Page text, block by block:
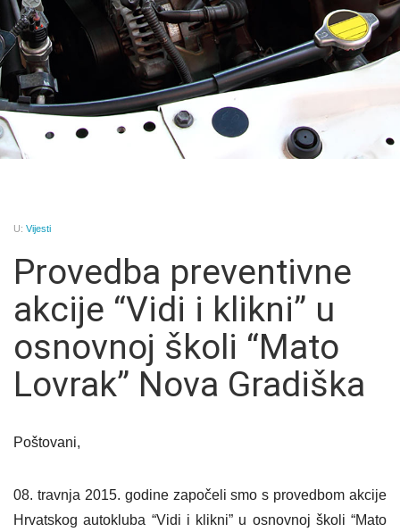
U: Vijesti
Provedba preventivne
akcije “Vidi i klikni” u
osnovnoj školi “Mato
Lovrak” Nova Gradiška
Poštovani,
08. travnja 2015. godine započeli smo s provedbom akcije
Hrvatskog autokluba “Vidi i klikni” u osnovnoj školi “Mato